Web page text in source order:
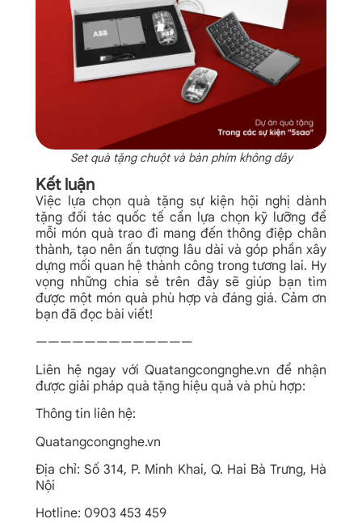
Set quà tặng chuột và bàn phím không dây​
Kết luận
Việc lựa chọn quà tặng sự kiện hội nghị dành
tặng đối tác quốc tế cần lựa chọn kỹ lưỡng để
mỗi món quà trao đi mang đến thông điệp chân
thành, tạo nên ấn tượng lâu dài và góp phần xây
dựng mối quan hệ thành công trong tương lai. Hy
vọng những chia sẻ trên đây sẽ giúp bạn tìm
được một món quà phù hợp và đáng giá. Cảm ơn
bạn đã đọc bài viết!
—————————————
Liên hệ ngay với Quatangcongnghe.vn để nhận
được giải pháp quà tặng hiệu quả và phù hợp:
Thông tin liên hệ:
Quatangcongnghe.vn
Địa chỉ: Số 314, P. Minh Khai, Q. Hai Bà Trưng, Hà
Nội
Hotline: 0903 453 459